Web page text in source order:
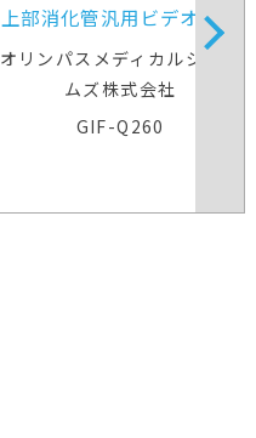
上部消化管汎用ビデオスコ
ープ
オリンパスメディカルシステ
ムズ株式会社
GIF-Q260